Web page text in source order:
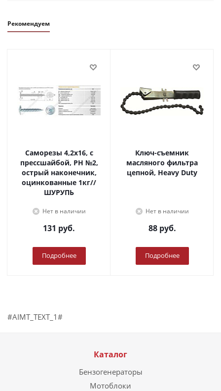
Рекомендуем
Саморезы 4,2х16, с
прессшайбой, PH №2,
острый наконечник,
оцинкованные 1кг//
ШУРУПЬ
Нет в наличии
131 руб.
Подробнее
Ключ-съемник
масляного фильтра
цепной, Heavy Duty
Нет в наличии
88руб.
Подробнее
#AIMT_TEXT_1#
Каталог
Бензогенераторы
Мотоблоки